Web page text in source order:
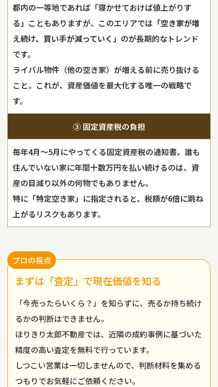
都内の一等地であれば「寝かせておけば値上がりす
る」こともありますが、このエリアでは 「空き家が増
え続け、買い手が減っていく」 のが長期的なトレンド
です。
ライバル物件（他の空き家）が増える前に売り抜ける
こと。これが、資産価値を最大化する唯一の戦略で
す。
③ 固定資産税の負担
毎年4月～5月にやってくる固定資産税の通知書。誰も
住んでいない家に年間十数万円を払い続けるのは、資
産の目減り以外の何物でもありません。
特に「特定空き家」に指定されると、税額が6倍に跳ね
上がるリスクもあります。
プロの視点
まずは「査定」で現在価値を知る
「今売ったらいくら？」を知らずに、売るか持ち続け
るかの判断はできません。
ほりきり太郎不動産では、近隣の成約事例に基づいた
精度の高い査定を無料で行っています。
しつこい営業は一切しませんので、判断材料を集める
つもりでお気軽にご依頼ください。